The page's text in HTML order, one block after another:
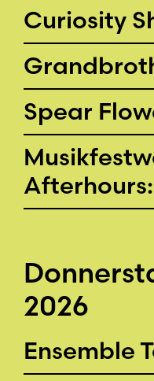
Curiosity
Spear
2026
Ensemble